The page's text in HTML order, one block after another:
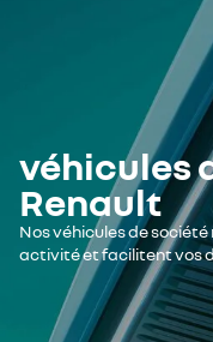
véhicules
Renault
Nos véhicules de
activité et facilitent vos